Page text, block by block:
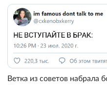
Ветка из советов набрала